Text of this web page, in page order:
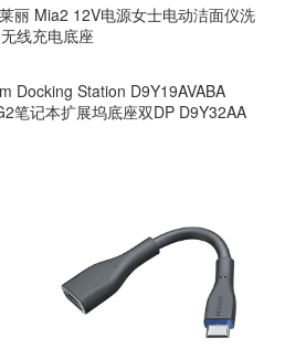
丽 Mia2 12V电源女士电动洁面仪洗
线充电底座
Docking Station D9Y19AVABA
笔记本扩展坞底座双DP D9Y32AA